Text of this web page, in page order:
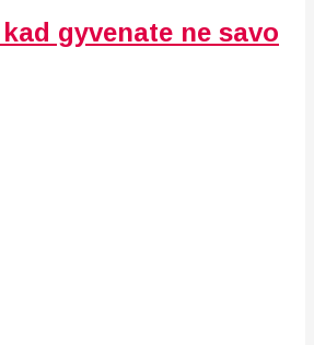
gyvenate ne savo